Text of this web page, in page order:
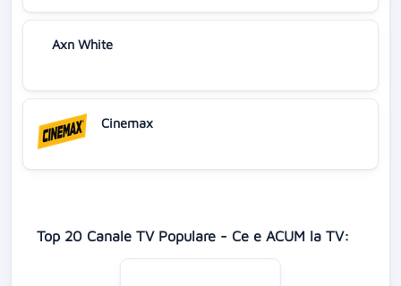
Axn White
Cinemax
Top 20 Canale TV Populare - Ce e ACUM la TV: